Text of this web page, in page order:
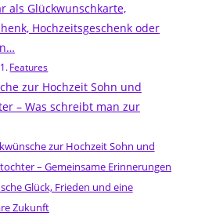
als Glückwunschkarte,
Hochzeitsgeschenk oder
Features
zur Hochzeit Sohn und
– Was schreibt man zur
zur Hochzeit Sohn und
– Gemeinsame Erinnerungen
Glück, Frieden und eine
Zukunft